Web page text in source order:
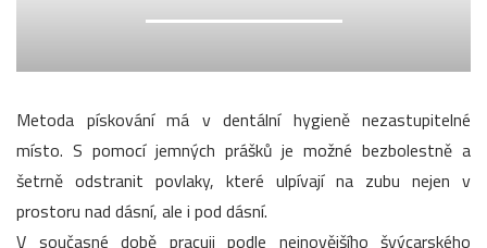
Metoda pískování má v dentální hygieně nezastupitelné
místo. S pomocí jemných prášků je možné bezbolestně a
šetrně odstranit povlaky, které ulpívají na zubu nejen v
prostoru nad dásní, ale i pod dásní.
V současné době pracuji podle nejnovějšího švýcarského